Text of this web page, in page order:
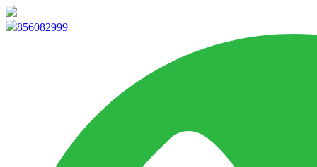
856082999